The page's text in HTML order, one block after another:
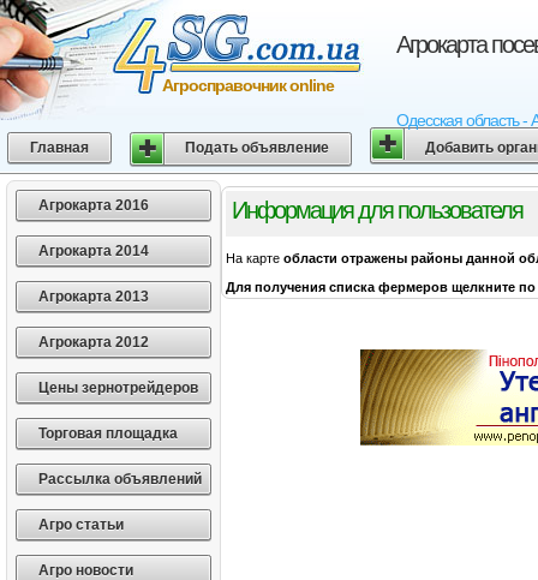
Агрокарта
Одесская область -
Агросправочник online
Главная Подать объявление Добавить
Агрокарта 2016
Агрокарта 2014
Агрокарта 2013
Агрокарта 2012
Цены зернотрейдеров
Торговая площадка
Рассылка объявлений
Агро статьи
Агро новости
Информация для пользователя
На карте области отражены районы данной
Для получения списка фермеров щелкните по